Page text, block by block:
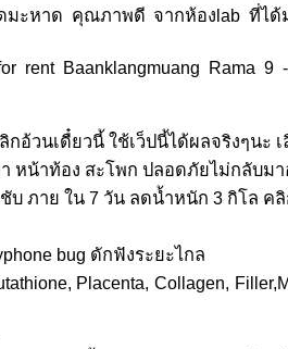
มะหาด คุณภาพดี จากห้องlab ที่ไ
rent Baanklangmuang Rama 9
กอ้วนเดื๋ยวนี้ ใช้เว็ปนี้ได้ผลจริงๆนะ
หน้าท้อง สะโพก ปลอดภัยไม่กลับม
บ ภาย ใน 7 วัน ลดน้ำหนัก 3 กิโล คลิ
bug ดักฟังระยะไกล
Placenta, Collagen,